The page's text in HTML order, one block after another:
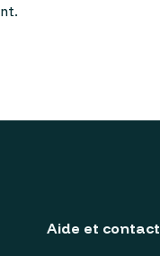
Aide et contact